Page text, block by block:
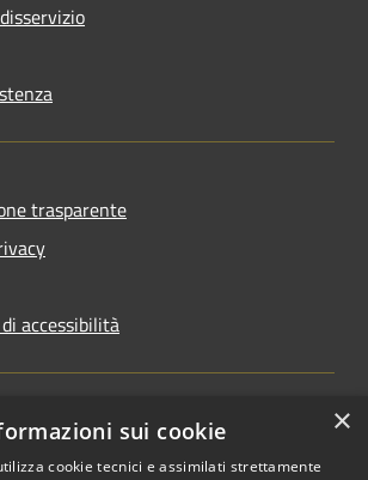
trasparente
accessibilità
Copyright © 2026 • Comune di
Rocchetta Sant'Antonio •
×
sui cookie
cookie tecnici e assimilati strettamente